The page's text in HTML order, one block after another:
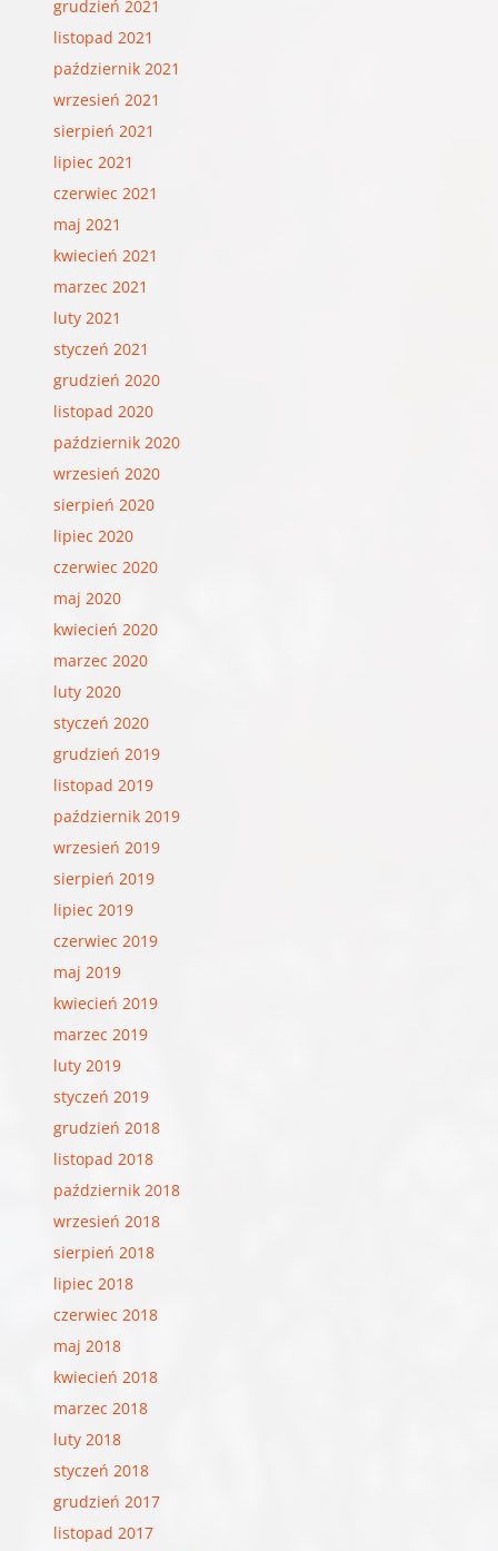
grudzień 2021
listopad 2021
październik 2021
wrzesień 2021
sierpień 2021
lipiec 2021
czerwiec 2021
maj 2021
kwiecień 2021
marzec 2021
luty 2021
styczeń 2021
grudzień 2020
listopad 2020
październik 2020
wrzesień 2020
sierpień 2020
lipiec 2020
czerwiec 2020
maj 2020
kwiecień 2020
marzec 2020
luty 2020
styczeń 2020
grudzień 2019
listopad 2019
październik 2019
wrzesień 2019
sierpień 2019
lipiec 2019
czerwiec 2019
maj 2019
kwiecień 2019
marzec 2019
luty 2019
styczeń 2019
grudzień 2018
listopad 2018
październik 2018
wrzesień 2018
sierpień 2018
lipiec 2018
czerwiec 2018
maj 2018
kwiecień 2018
marzec 2018
luty 2018
styczeń 2018
grudzień 2017
listopad 2017